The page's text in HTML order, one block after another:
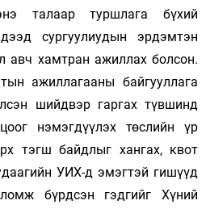
талаар туршлага бүхий
сургуулиудын эрдэмтэн
авч хамтран ажиллах болсон.
ажиллагааны байгууллага
шийдвэр гаргах түвшинд
нэмэгдүүлэх төслийн үр
тэгш байдлыг хангах, квот
УИХ-д эмэгтэй гишүүд
бүрдсэн гэдгийг Хүний